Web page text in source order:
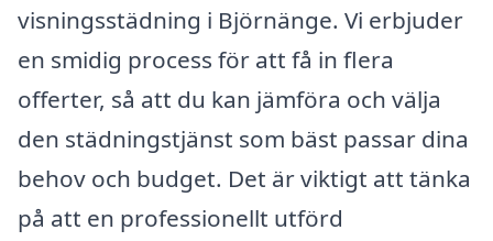
visningsstädning i Björnänge. Vi erbjuder
en smidig process för att få in flera
offerter, så att du kan jämföra och välja
den städningstjänst som bäst passar dina
behov och budget. Det är viktigt att tänka
på att en professionellt utförd